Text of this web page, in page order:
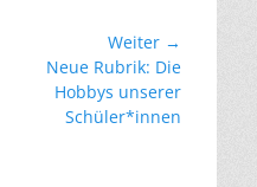
Weiter →
NächsterNeue Rubrik: Die
Hobbys unserer
Schüler*innen